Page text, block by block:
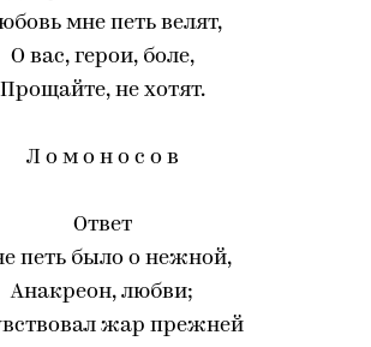
мне петь велят,
О вас, герои, боле,
Прощайте, не хотят.
Л о м о н о с о в
Ответ
петь было о нежной,
Анакреон, любви;
жар прежней